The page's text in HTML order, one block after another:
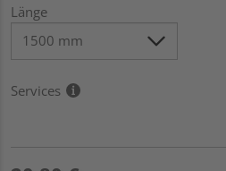
Länge
Services